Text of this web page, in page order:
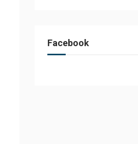
Facebook